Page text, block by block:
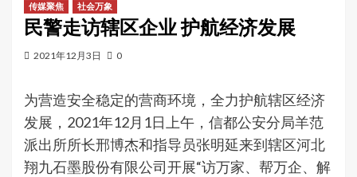
传媒聚焦 社会万象
民警走访辖区企业 护航经济发展
2021年12月3日 0
为营造安全稳定的营商环境，全力护航辖区经济
发展，2021年12月1日上午，信都公安分局羊范
派出所所长邢博杰和指导员张明延来到辖区河北
翔九石墨股份有限公司开展“访万家、帮万企、解